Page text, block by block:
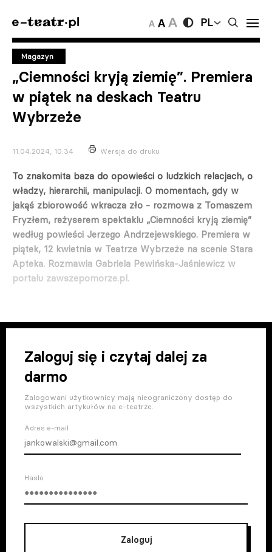
PL
Magazyn
„Ciemności kryją ziemię”. Premiera
w piątek na deskach Teatru
Wybrzeże
11.04.2024, 10:34 Wersja do druku
To znakomita baza do opowieści o ludzkich relacjach, o
władzy, hierarchii, manipulacji. O momentach, gdy w
jakąś zbiorowość wkracza zło - rozmowa z Tomaszem
Fryzłem, reżyserem spektaklu „Ciemności kryją ziemię”
według powieści Jerzego Andrzejewskiego. Premiera w
piątek, 12 kwietnia w Teatrze Wybrzeże na scenie Stara
Apteka. Rozmawia Gabriela Pewińska-Jaśniewicz w
portalu zawszepomorze.pl.
Zaloguj się i czytaj dalej za
darmo
Zalogowani użytkownicy mają nieograniczony dostęp do
wszystkich artykułów na e-teatrze.
Adres e-mail
Haslo
Zaloguj